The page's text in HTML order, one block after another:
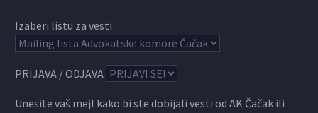
Izaberi listu za vesti
PRIJAVA / ODJAVA
Unesite vaš mejl kako bi ste dobijali vesti od AK Čačak ili